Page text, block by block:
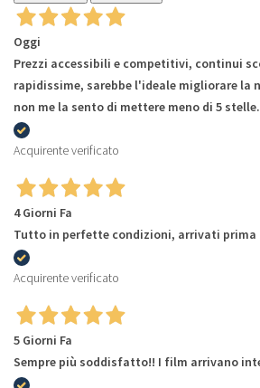
Oggi
Prezzi accessibili e competitivi, continui
rapidissime, sarebbe l'ideale migliorare la
non me la sento di mettere meno di 5 stelle.
Acquirente verificato
4 Giorni Fa
Tutto in perfette condizioni, arrivati
Acquirente verificato
5 Giorni Fa
Sempre più soddisfatto!! I film arrivano